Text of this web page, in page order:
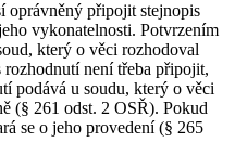
oprávněný připojit stejnopis
vykonatelnosti. Potvrzením
který o věci rozhodoval
není třeba připojit,
podává u soudu, který o věci
(§ 261 odst. 2 OSŘ). Pokud
se o jeho provedení (§ 265